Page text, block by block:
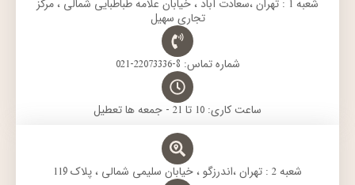
m
شعبه 1 : تهران ،سعادت آباد ، خیابان علامه طباطبایی شمالی ، مرکز
تجاری سهیل
شماره تماس: 8-22073336-021
ساعت کاری: 10 تا 21 - جمعه ها تعطیل
شعبه 2 : تهران ،اندرزگو ، خیابان سلیمی شمالی ، پلاک 119